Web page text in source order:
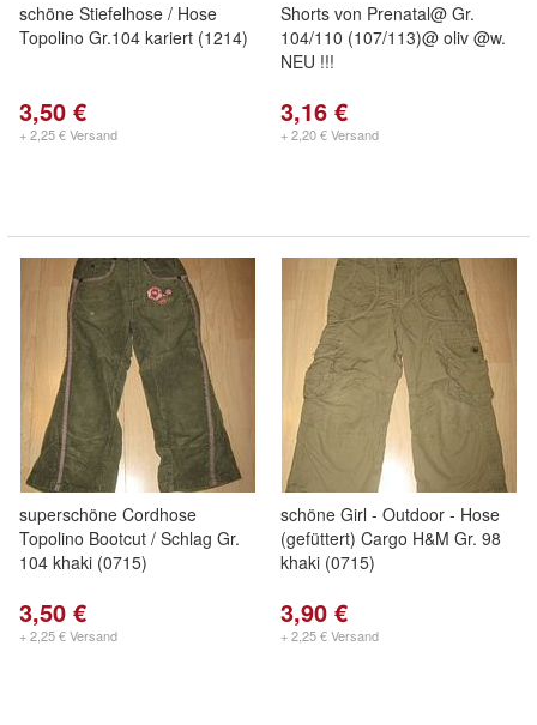
schöne Stiefelhose / Hose
Topolino Gr.104 kariert (1214)
3,50 €
+ 2,25 € Versand
Shorts von Prenatal@ Gr.
104/110 (107/113)@ oliv @w.
NEU !!!
3,16 €
+ 2,20 € Versand
superschöne Cordhose
Topolino Bootcut / Schlag Gr.
104 khaki (0715)
3,50 €
+ 2,25 € Versand
schöne Girl - Outdoor - Hose
(gefüttert) Cargo H&M Gr. 98
khaki (0715)
3,90 €
+ 2,25 € Versand